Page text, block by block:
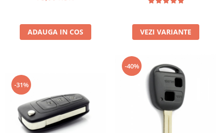
ADAUGA IN COS VEZI VARIANTE
-31%
-40%